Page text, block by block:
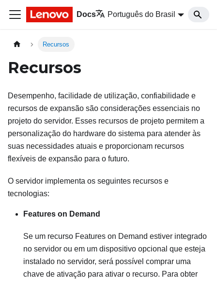
Docs Português do Brasil
Recursos
Recursos
Desempenho, facilidade de utilização, confiabilidade e
recursos de expansão são considerações essenciais no
projeto do servidor. Esses recursos de projeto permitem a
personalização do hardware do sistema para atender às
suas necessidades atuais e proporcionam recursos
flexíveis de expansão para o futuro.
O servidor implementa os seguintes recursos e
tecnologias:
Features on Demand
Se um recurso Features on Demand estiver integrado
no servidor ou em um dispositivo opcional que esteja
instalado no servidor, será possível comprar uma
chave de ativação para ativar o recurso. Para obter